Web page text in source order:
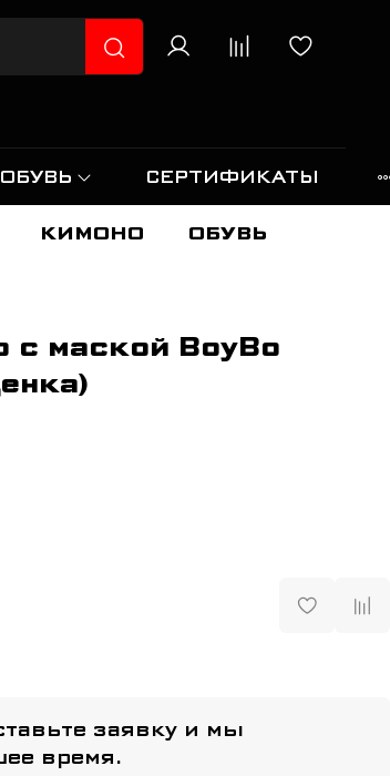
ОБУВЬ СЕРТИФИКАТЫ
КИМОНО ОБУВЬ
с маской BoyBo
заявку и мы
время.